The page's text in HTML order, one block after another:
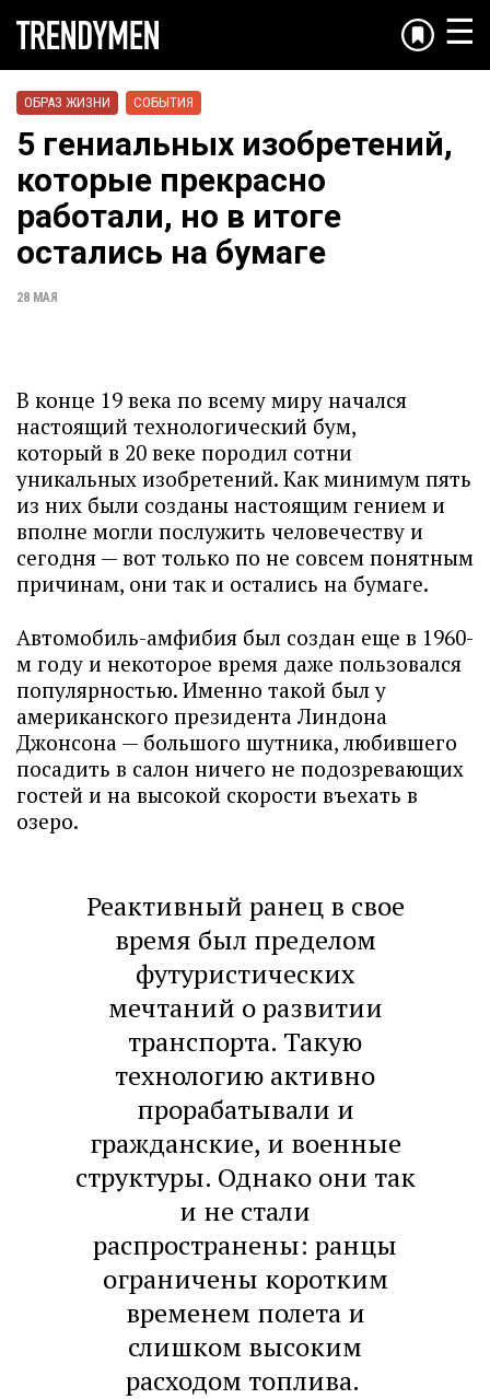
☰
ОБРАЗ ЖИЗНИ СОБЫТИЯ
5 гениальных изобретений,
которые прекрасно
работали, но в итоге
остались на бумаге
28 МАЯ
В конце 19 века по всему миру начался
настоящий технологический бум,
который в 20 веке породил сотни
уникальных изобретений. Как минимум пять
из них были созданы настоящим гением и
вполне могли послужить человечеству и
сегодня — вот только по не совсем понятным
причинам, они так и остались на бумаге.
Автомобиль-амфибия был создан еще в 1960-
м году и некоторое время даже пользовался
популярностью. Именно такой был у
американского президента Линдона
Джонсона — большого шутника, любившего
посадить в салон ничего не подозревающих
гостей и на высокой скорости въехать в
озеро.
Реактивный ранец в свое
время был пределом
футуристических
мечтаний о развитии
транспорта. Такую
технологию активно
прорабатывали и
гражданские, и военные
структуры. Однако они так
и не стали
распространены: ранцы
ограничены коротким
временем полета и
слишком высоким
расходом топлива.